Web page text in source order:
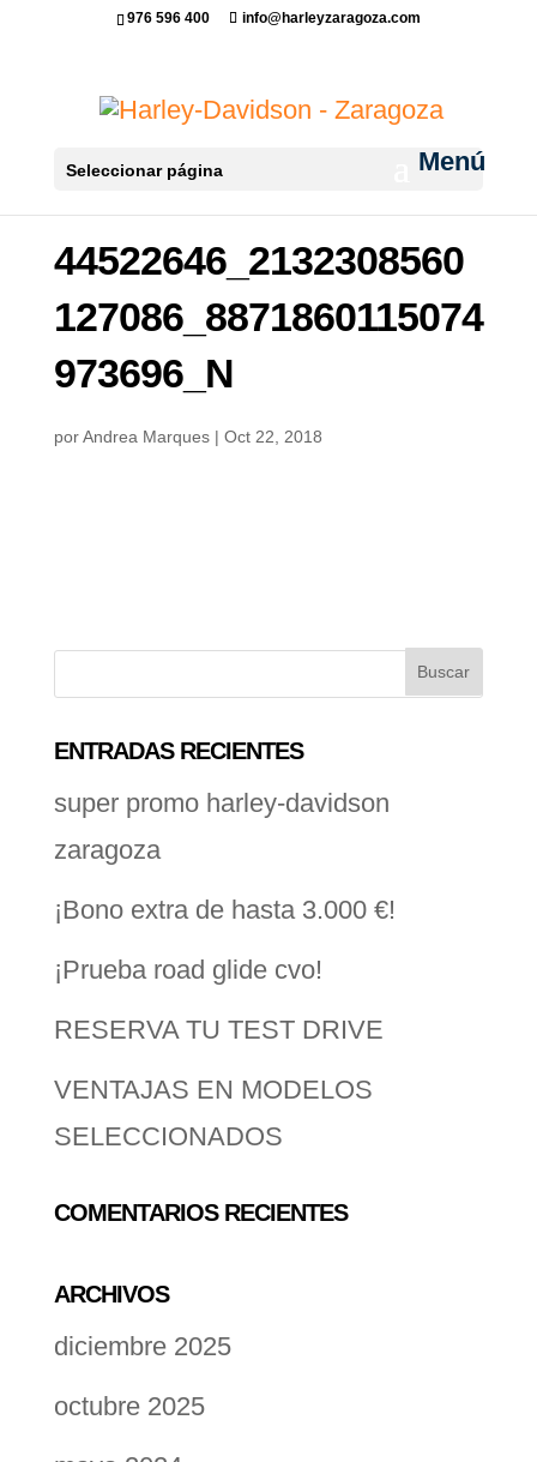
976 596 400 info@harleyzaragoza.com
Seleccionar página
44522646_2132308560
127086_8871860115074
973696_N
porAndrea Marques| Oct 22, 2018
ENTRADAS RECIENTES
super promo harley-davidson
zaragoza
¡Bono extra de hasta 3.000 €!
¡Prueba road glide cvo!
RESERVA TU TEST DRIVE
VENTAJAS EN MODELOS
SELECCIONADOS
COMENTARIOS RECIENTES
ARCHIVOS
diciembre 2025
octubre 2025